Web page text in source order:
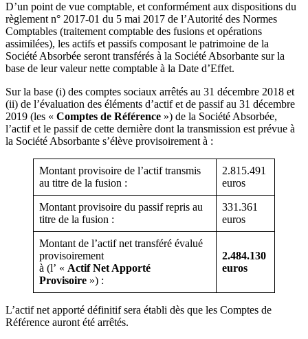
D’un point de vue comptable, et conformément aux dispositions du
règlement n° 2017-01 du 5 mai 2017 de l’Autorité des Normes
Comptables (traitement comptable des fusions et opérations
assimilées), les actifs et passifs composant le patrimoine de la
Société Absorbée seront transférés à la Société Absorbante sur la
base de leur valeur nette comptable à la Date d’Effet.
Sur la base (i) des comptes sociaux arrêtés au 31 décembre 2018 et
(ii) de l’évaluation des éléments d’actif et de passif au 31 décembre
2019 (les « Comptes de Référence ») de la Société Absorbée,
l’actif et le passif de cette dernière dont la transmission est prévue à
la Société Absorbante s’élève provisoirement à :
Montant provisoire de l’actif transmis
au titre de la fusion :
2.815.491
euros
Montant provisoire du passif repris au
titre de la fusion :
331.361
euros
Montant de l’actif net transféré évalué
provisoirement
à (l’ « Actif Net Apporté
Provisoire ») :
2.484.130
euros
L’actif net apporté définitif sera établi dès que les Comptes de
Référence auront été arrêtés.